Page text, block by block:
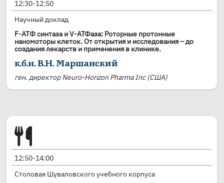
12:30-12:50
Научный доклад
F-ATФ синтаза и V-АТФаза: Роторные протонные
наномоторы клеток. От открытия и исследования – до
создания лекарств и применения в клинике.
к.б.н. В.Н. Маршанский
ген. директор Neuro-Horizon Pharma Inc (США)
12:50-14:00
Столовая Шуваловского учебного корпуса